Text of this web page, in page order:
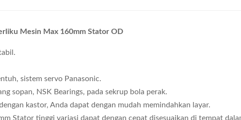
Mesin Max 160mm Stator OD
sistem servo Panasonic.
sopan, NSK Bearings, pada sekrup bola perak.
kastor, Anda dapat dengan mudah memindahkan layar.
Stator tinggi variasi dapat dengan cepat disesuaikan di tempat